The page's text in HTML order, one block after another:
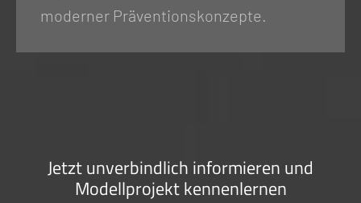
moderner Präventionskonzepte.
Jetzt unverbindlich informieren und
Modellprojekt kennenlernen